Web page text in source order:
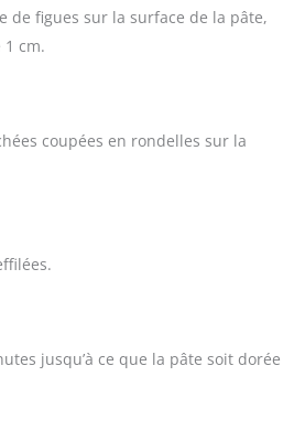
de figues sur la surface de la pâte,
cm.
coupées en rondelles sur la
jusqu’à ce que la pâte soit dorée